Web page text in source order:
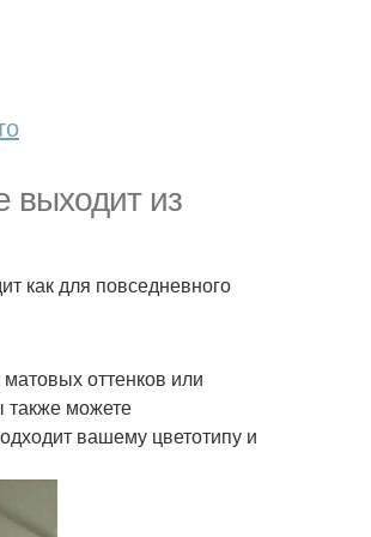
выходит из
как для повседневного
оттенков или
также можете
вашему цветотипу и